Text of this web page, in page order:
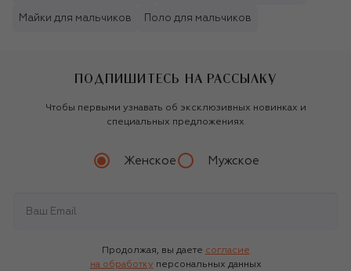
Майки для мальчиков Поло для мальчиков
ПОДПИШИТЕСЬ НА РАССЫЛКУ
Чтобы первыми узнавать об эксклюзивных новинках и
специальных предложениях
Женское Мужское
Продолжая, вы даете согласие
на обработку персональных данных